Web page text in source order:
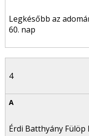
Legkésőbb az
60. nap
4
Érdi Batthyány Fülöp